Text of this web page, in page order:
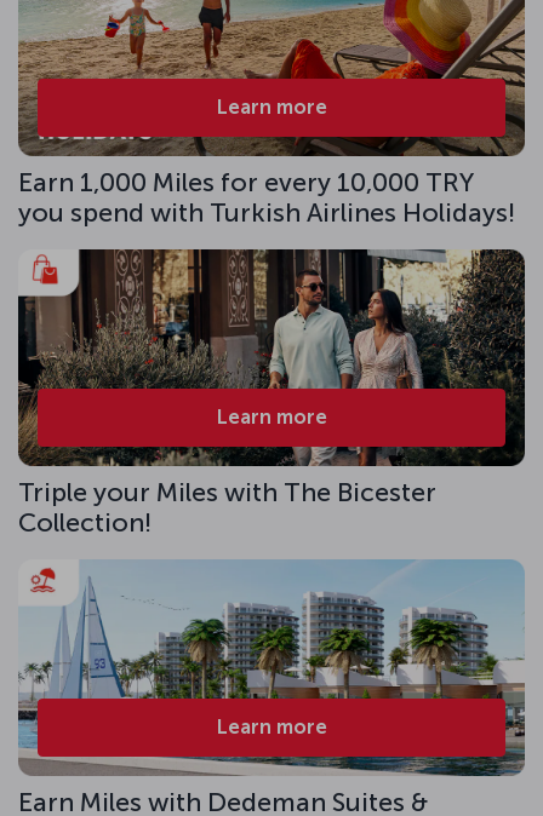
Learn more
Earn 1,000 Miles for every 10,000 TRY
you spend with Turkish Airlines Holidays!
Learn more
Triple your Miles with The Bicester
Collection!
Learn more
Earn Miles with Dedeman Suites &